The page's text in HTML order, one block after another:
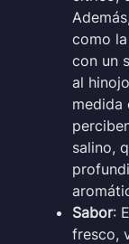
como
con un
al
medida
salino,
Sabor:
fresco,